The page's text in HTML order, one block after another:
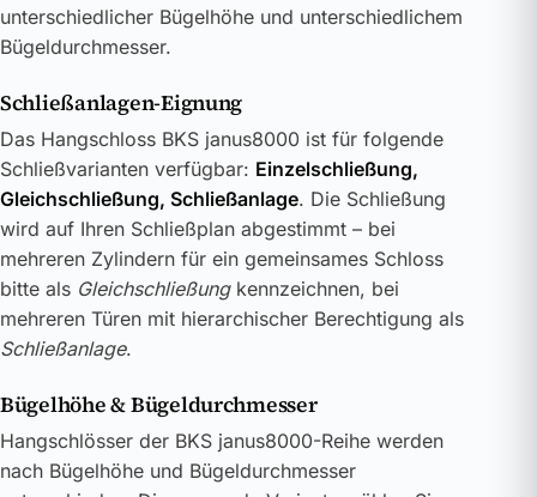
unterschiedlicher Bügelhöhe und unterschiedlichem
Bügeldurchmesser.
Schließanlagen-Eignung
Das Hangschloss BKS janus8000 ist für folgende
Schließvarianten verfügbar: Einzelschließung,
Gleichschließung, Schließanlage. Die Schließung
wird auf Ihren Schließplan abgestimmt – bei
mehreren Zylindern für ein gemeinsames Schloss
bitte als Gleichschließungkennzeichnen, bei
mehreren Türen mit hierarchischer Berechtigung als
Schließanlage.
Bügelhöhe & Bügeldurchmesser
Hangschlösser der BKS janus8000-Reihe werden
nach Bügelhöhe und Bügeldurchmesser